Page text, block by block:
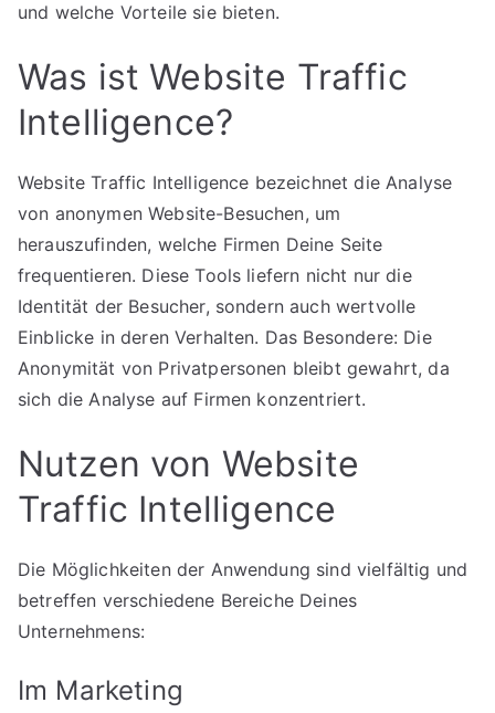
und welche Vorteile sie bieten.
Was ist Website Traffic
Intelligence?
Website Traffic Intelligence bezeichnet die Analyse
von anonymen Website-Besuchen, um
herauszufinden, welche Firmen Deine Seite
frequentieren. Diese Tools liefern nicht nur die
Identität der Besucher, sondern auch wertvolle
Einblicke in deren Verhalten. Das Besondere: Die
Anonymität von Privatpersonen bleibt gewahrt, da
sich die Analyse auf Firmen konzentriert.
Nutzen von Website
Traffic Intelligence
Die Möglichkeiten der Anwendung sind vielfältig und
betreffen verschiedene Bereiche Deines
Unternehmens:
Im Marketing